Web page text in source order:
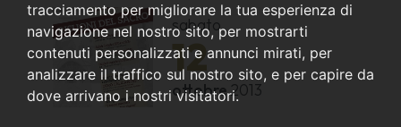
tracciamento per migliorare la tua esperienza di
navigazione nel nostro sito, per mostrarti
contenuti personalizzati e annunci mirati, per
analizzare il traffico sul nostro sito, e per capire da
dove arrivano i nostri visitatori.
sabato
12
ottobre2013